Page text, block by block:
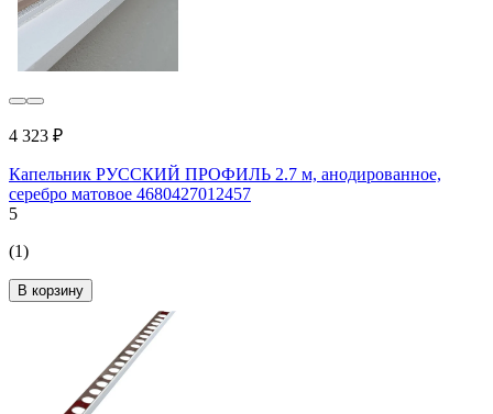
4 323 ₽
Капельник РУССКИЙ ПРОФИЛЬ 2.7 м, анодированное,
серебро матовое 4680427012457
5
(1)
В корзину